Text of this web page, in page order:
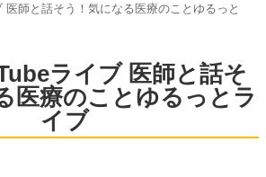
医師と話そう！気になる医療のことゆるっと
ライブ 医師と話そ
医療のことゆるっとラ
イブ